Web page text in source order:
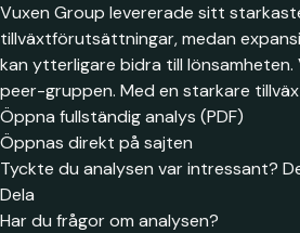
Vuxen Group levererade sitt
tillväxtförutsättningar, medan
kan ytterligare bidra till lönsamheten.
peer-gruppen. Med en starkare
Öppna fullständig analys (PDF)
Öppnas direkt på sajten
Tyckte du analysen var intressant?
Dela
Har du frågor om analysen?